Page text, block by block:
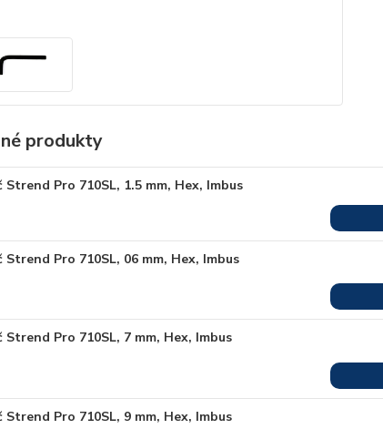
produkty
Strend Pro 710SL, 1.5 mm, Hex, Imbus
Strend Pro 710SL, 06 mm, Hex, Imbus
Strend Pro 710SL, 7 mm, Hex, Imbus
Strend Pro 710SL, 9 mm, Hex, Imbus